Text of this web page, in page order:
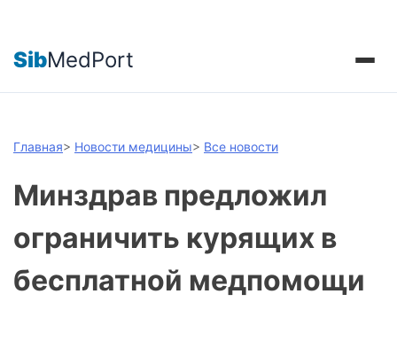
SibMedPort
Главная> Новости медицины> Все новости
Минздрав предложил
ограничить курящих в
бесплатной медпомощи